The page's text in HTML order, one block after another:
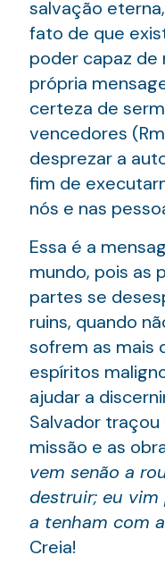
salvação
fato de que
poder capaz de
própria
certeza de
vencedores
desprezar a
fim de
nós e nas
Essa é a
mundo, pois as
partes se
ruins, quando
sofrem as mais
espíritos
ajudar a
Salvador traçou
missão e as
vem senão a
destruir; eu
a tenham com
Creia!